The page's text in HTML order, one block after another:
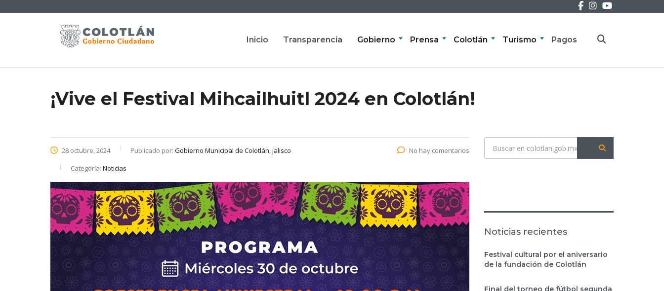
Inicio Transparencia Gobierno Prensa Colotlán Turismo Pagos
¡Vive el Festival Mihcailhuitl 2024 en Colotlán!
28 octubre, 2024 Publicado por: Gobierno Municipal de Colotlán, Jalisco
Categoría: Noticias
No hay comentarios
Noticias recientes
Festival cultural por el aniversario
de la fundación de Colotlán
Final del torneo de fútbol segunda